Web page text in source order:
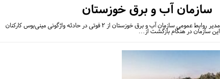
سازمان آب و برق خوزستان
مدیر روابط عمومی سازمان آب و برق خوزستان از ۲ فوتی در حادثه واژگونی مینی‌بوس کارکنان
سازمان در هنگام بازگشت از…